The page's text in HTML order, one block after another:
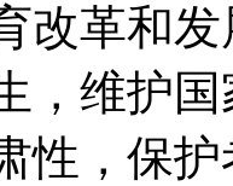
改革和
，维护
性，保